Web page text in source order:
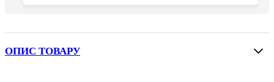
ОПИС ТОВАРУ